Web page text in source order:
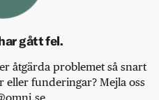
gått fel.
åtgärda problemet så snart
funderingar? Mejla oss